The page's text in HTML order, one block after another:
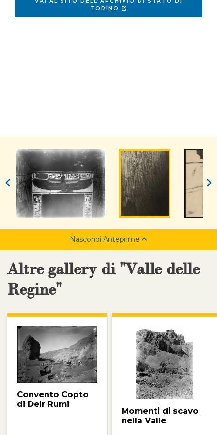
TORINO
Nascondi Anteprime
Altre gallery di "Valle delle
Regine"
Convento Copto
di Deir Rumi
Momenti di scavo
nella Valle